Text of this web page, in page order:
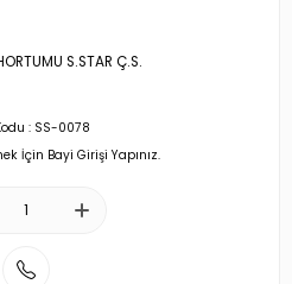
S.STAR Ç.S.
: SS-0078
İçin Bayi Girişi Yapınız.